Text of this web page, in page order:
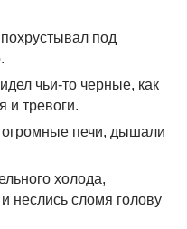
под
чьи-то черные, как
и тревоги.
огромные печи, дышали
холода,
неслись сломя голову